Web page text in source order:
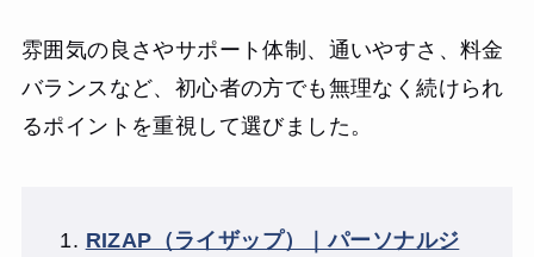
雰囲気の良さやサポート体制、通いやすさ、料金
バランスなど、初心者の方でも無理なく続けられ
るポイントを重視して選びました。
RIZAP（ライザップ）｜パーソナルジ